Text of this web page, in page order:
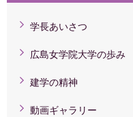
学長あいさつ
広島女学院大学の歩み
建学の精神
動画ギャラリー